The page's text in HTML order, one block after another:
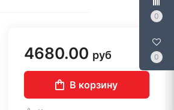
0
0
4680.00 руб
В корзину